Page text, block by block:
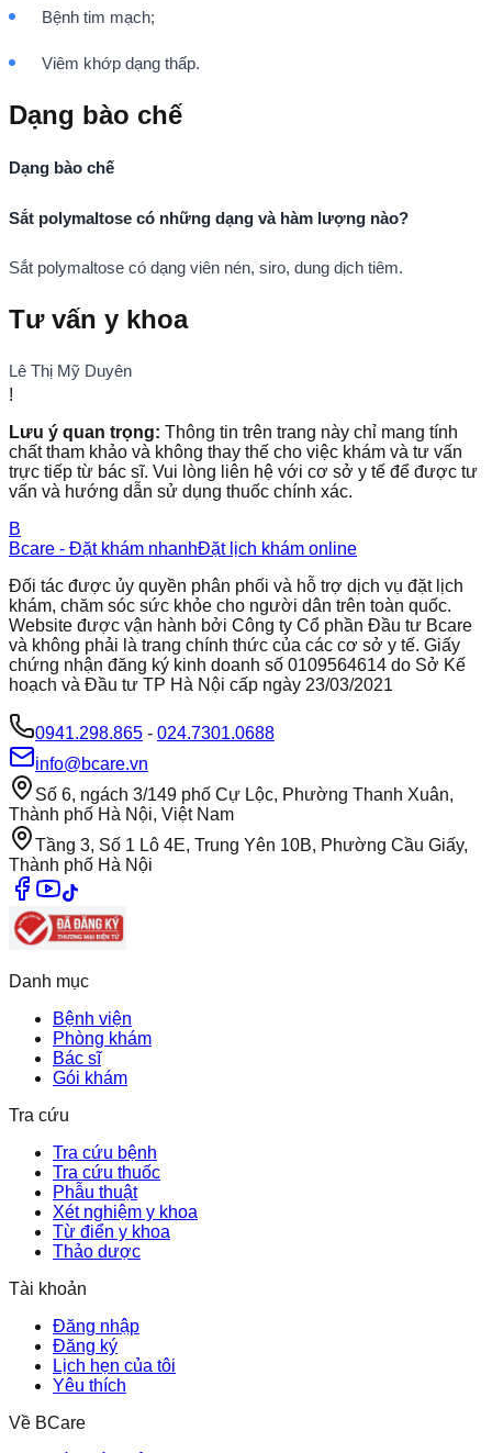
Bệnh tim mạch;
Viêm khớp dạng thấp.
Dạng bào chế
Dạng bào chế
Sắt polymaltose có những dạng và hàm lượng nào?
Sắt polymaltose có dạng viên nén, siro, dung dịch tiêm.
Tư vấn y khoa
Lê Thị Mỹ Duyên
!
Lưu ý quan trọng: Thông tin trên trang này chỉ mang tính
chất tham khảo và không thay thế cho việc khám và tư vấn
trực tiếp từ bác sĩ. Vui lòng liên hệ với cơ sở y tế để được tư
vấn và hướng dẫn sử dụng thuốc chính xác.
B
Bcare - Đặt khám nhanhĐặt lịch khám online
Đối tác được ủy quyền phân phối và hỗ trợ dịch vụ đặt lịch
khám, chăm sóc sức khỏe cho người dân trên toàn quốc.
Website được vận hành bởi Công ty Cổ phần Đầu tư Bcare
và không phải là trang chính thức của các cơ sở y tế. Giấy
chứng nhận đăng ký kinh doanh số 0109564614 do Sở Kế
hoạch và Đầu tư TP Hà Nội cấp ngày 23/03/2021
0941.298.865 - 024.7301.0688
info@bcare.vn
Số 6, ngách 3/149 phố Cự Lộc, Phường Thanh Xuân,
Thành phố Hà Nội, Việt Nam
Tầng 3, Số 1 Lô 4E, Trung Yên 10B, Phường Cầu Giấy,
Thành phố Hà Nội
Danh mục
Bệnh viện
Phòng khám
Bác sĩ
Gói khám
Tra cứu
Tra cứu bệnh
Tra cứu thuốc
Phẫu thuật
Xét nghiệm y khoa
Từ điển y khoa
Thảo dược
Tài khoản
Đăng nhập
Đăng ký
Lịch hẹn của tôi
Yêu thích
Về BCare